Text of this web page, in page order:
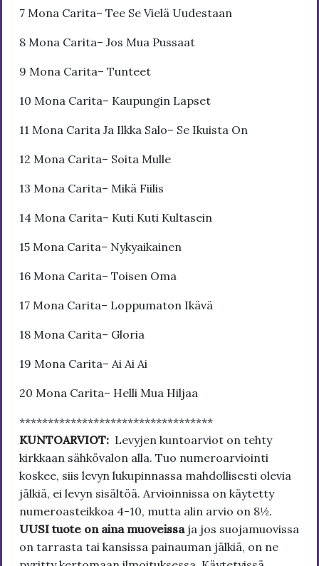
7 Mona Carita– Tee Se Vielä Uudestaan
8 Mona Carita– Jos Mua Pussaat
9 Mona Carita– Tunteet
10 Mona Carita– Kaupungin Lapset
11 Mona Carita Ja Ilkka Salo– Se Ikuista On
12 Mona Carita– Soita Mulle
13 Mona Carita– Mikä Fiilis
14 Mona Carita– Kuti Kuti Kultasein
15 Mona Carita– Nykyaikainen
16 Mona Carita– Toisen Oma
17 Mona Carita– Loppumaton Ikävä
18 Mona Carita– Gloria
19 Mona Carita– Ai Ai Ai
20 Mona Carita– Helli Mua Hiljaa
**********************************
KUNTOARVIOT: Levyjen kuntoarviot on tehty
kirkkaan sähkövalon alla. Tuo numeroarviointi
koskee, siis levyn lukupinnassa mahdollisesti olevia
jälkiä, ei levyn sisältöä. Arvioinnissa on käytetty
numeroasteikkoa 4-10, mutta alin arvio on 8½.
UUSI tuote on aina muoveissa ja jos suojamuovissa
on tarrasta tai kansissa painauman jälkiä, on ne